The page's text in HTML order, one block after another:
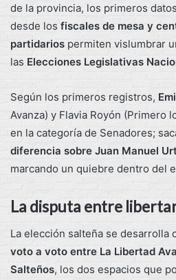
de la provincia, los primeros
desde los fiscales de mesa y
partidarios permiten vislumbrar
las Elecciones Legislativas
Según los primeros registros,
Avanza) y Flavia Royón (Primero
en la categoría de Senadores;
diferencia sobre Juan Manuel
marcando un quiebre dentro del
La disputa entre
La elección salteña se desarrolla
voto a voto entre La Libertad
Salteños, los dos espacios que